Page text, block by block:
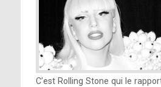
C’est Rolling Stone qui le